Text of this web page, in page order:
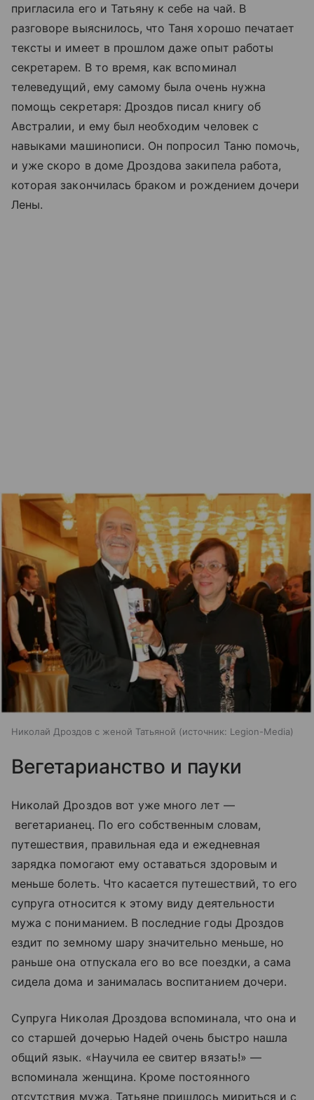
пригласила его и Татьяну к себе на чай. В
разговоре выяснилось, что Таня хорошо печатает
тексты и имеет в прошлом даже опыт работы
секретарем. В то время, как вспоминал
телеведущий, ему самому была очень нужна
помощь секретаря: Дроздов писал книгу об
Австралии, и ему был необходим человек с
навыками машинописи. Он попросил Таню помочь,
и уже скоро в доме Дроздова закипела работа,
которая закончилась браком и рождением дочери
Лены.
Николай Дроздов с женой Татьяной источник: Legion-Media
Вегетарианство и пауки
Николай Дроздов вот уже много лет —
вегетарианец. По его собственным словам,
путешествия, правильная еда и ежедневная
зарядка помогают ему оставаться здоровым и
меньше болеть. Что касается путешествий, то его
супруга относится к этому виду деятельности
мужа с пониманием. В последние годы Дроздов
ездит по земному шару значительно меньше, но
раньше она отпускала его во все поездки, а сама
сидела дома и занималась воспитанием дочери.
Супруга Николая Дроздова вспоминала, что она и
со старшей дочерью Надей очень быстро нашла
общий язык. «Научила ее свитер вязать!» —
вспоминала женщина. Кроме постоянного
отсутствия мужа, Татьяне пришлось мириться и с